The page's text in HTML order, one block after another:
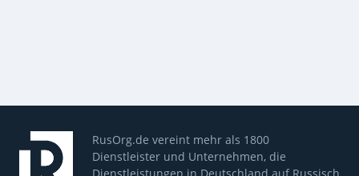
RusOrg.de vereint mehr als 1800
Dienstleister und Unternehmen, die